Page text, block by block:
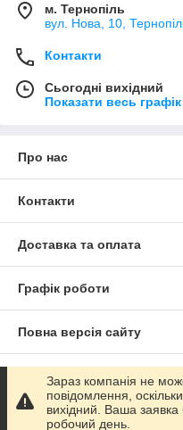
м. Тернопіль
вул. Нова, 10,
Контакти
Сьогодні вихідний
Показати весь
Про нас
Контакти
Доставка та оплата
Графік роботи
Повна версія сайту
Сайт створено на
Політика конфіденційності
Зараз компанія не
повідомлення,
вихідний. Ваша
робочий день.